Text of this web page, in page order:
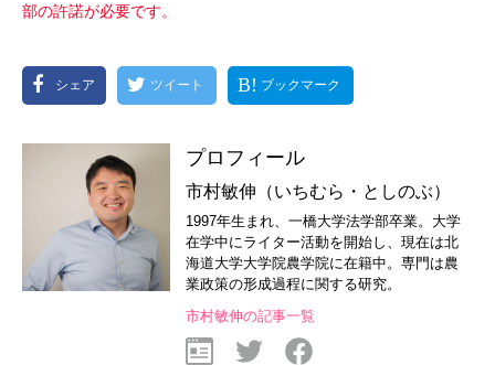
部の許諾が必要です。
シェア ツイート ブックマーク
プロフィール
市村敏伸（いちむら・としのぶ）
1997年生まれ、一橋大学法学部卒業。大学
在学中にライター活動を開始し、現在は北
海道大学大学院農学院に在籍中。専門は農
業政策の形成過程に関する研究。
市村敏伸の記事一覧